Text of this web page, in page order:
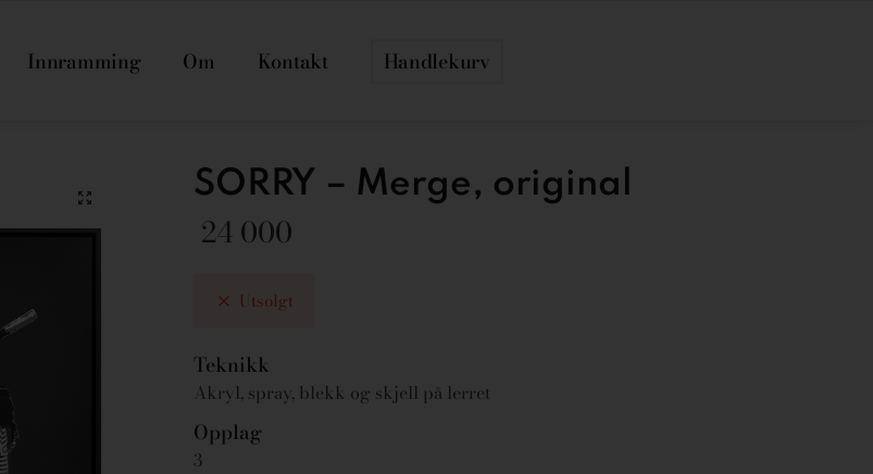
Innramming Om Kontakt Handlekurv
SORRY – Merge, original
24 000
Utsolgt
Teknikk
Akryl, spray, blekk og skjell på lerret
Opplag
3